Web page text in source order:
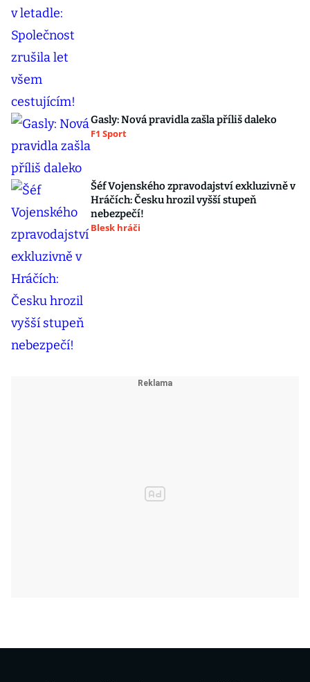
Gasly: Nová pravidla zašla příliš daleko
F1 Sport
Šéf Vojenského zpravodajství exkluzivně v
Hráčích: Česku hrozil vyšší stupeň
nebezpečí!
Blesk hráči